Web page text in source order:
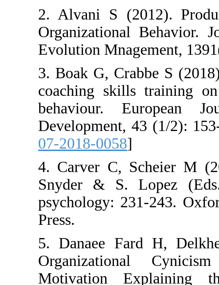
2. Alvani S
Organizational
Evolution
3. Boak G,
coaching
behaviour.
Development,
07-2018-0058
4. Carver C,
Snyder & S.
psychology:
5. Danaee
Motivation